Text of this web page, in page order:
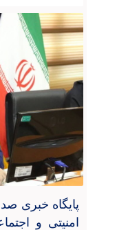
پایگاه خبری
امنیتی و